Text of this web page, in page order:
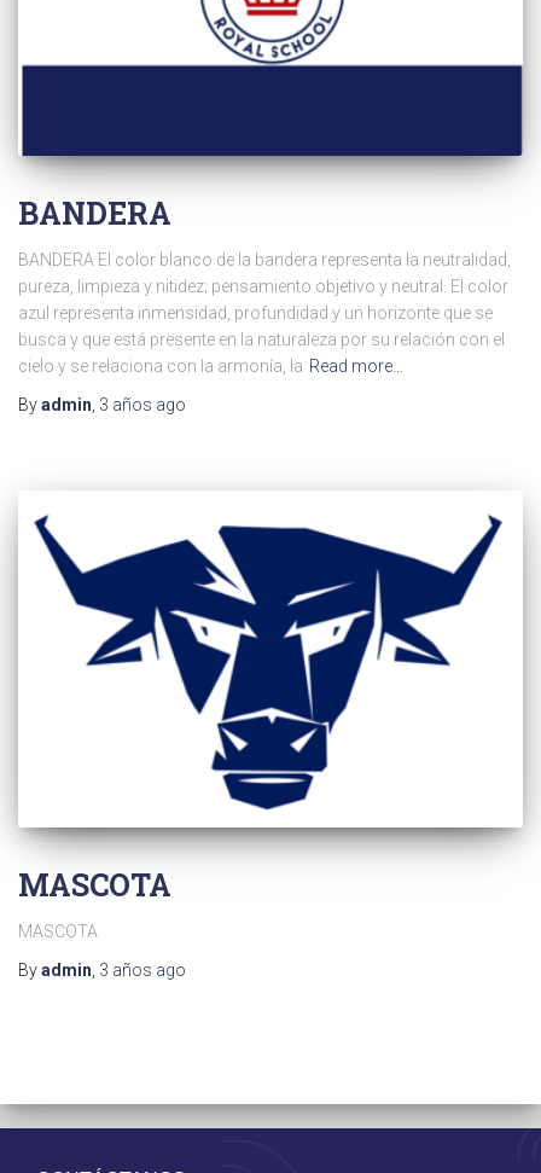
BANDERA
BANDERA El color blanco de la bandera representa la neutralidad,
pureza, limpieza y nitidez; pensamiento objetivo y neutral. El color
azul representa inmensidad, profundidad y un horizonte que se
busca y que está presente en la naturaleza por su relación con el
cielo y se relaciona con la armonía, la Read more…
Byadmin 3 años ago
MASCOTA
MASCOTA
Byadmin 3 años ago